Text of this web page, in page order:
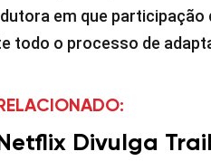
em que
todo o processo de
Netflix Divulga